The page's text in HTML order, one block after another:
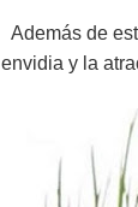
Además de
envidia y la